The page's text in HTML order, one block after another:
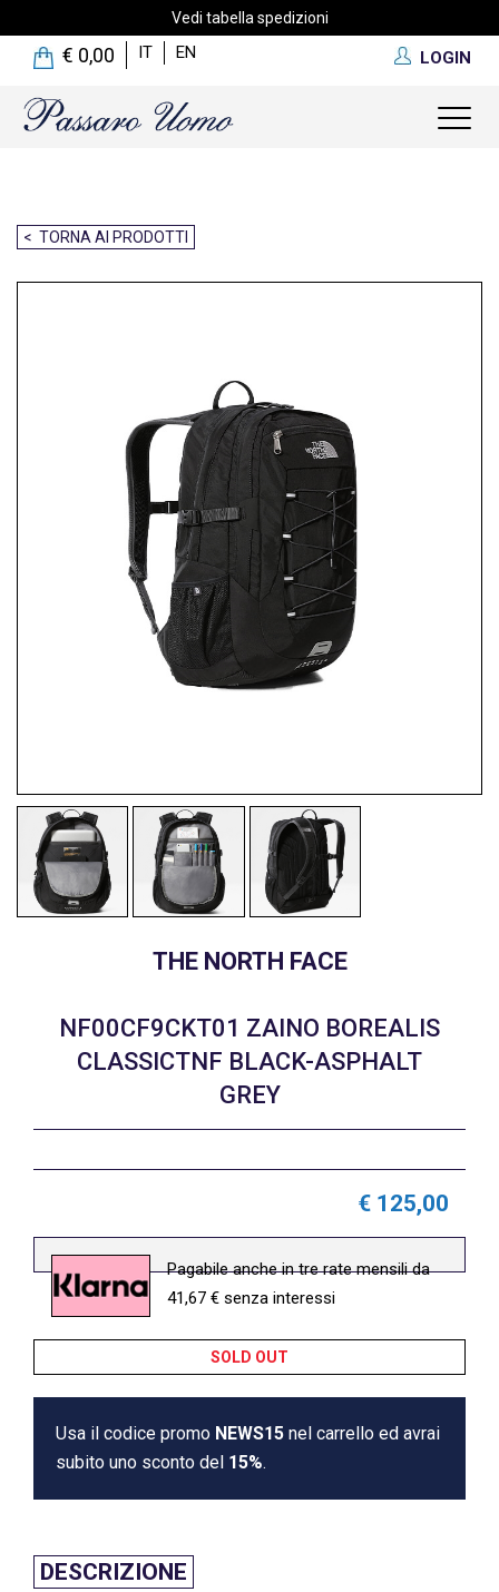
Vedi tabella spedizioni
€ 0,00 IT EN LOGIN
< TORNA AI PRODOTTI
THE NORTH FACE
NF00CF9CKT01 ZAINO BOREALIS
CLASSICTNF BLACK-ASPHALT
GREY
€ 125,00
Pagabile anche in tre rate mensili da
41,67 € senza interessi
SOLD OUT
Usa il codice promo NEWS15 nel carrello ed avrai
subito uno sconto del 15%.
DESCRIZIONE